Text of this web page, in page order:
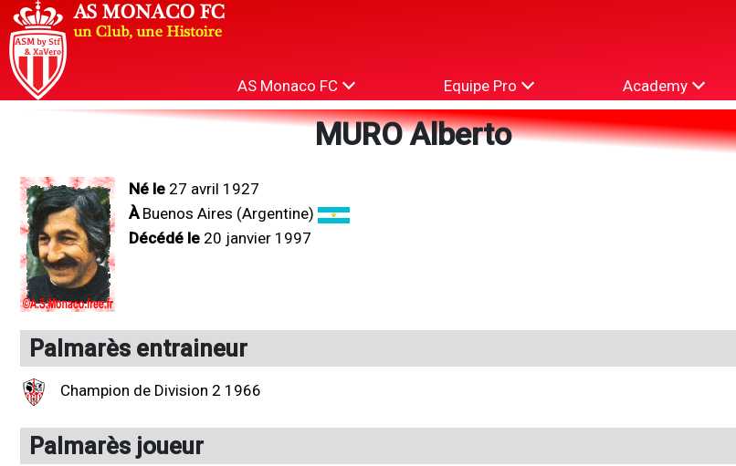
AS Monaco FC Equipe Pro Academy
MURO Alberto
Né le 27 avril 1927
ÀBuenos Aires (Argentine)
Décédé le 20 janvier 1997
Palmarès entraineur
Champion de Division 2 1966
Palmarès joueur